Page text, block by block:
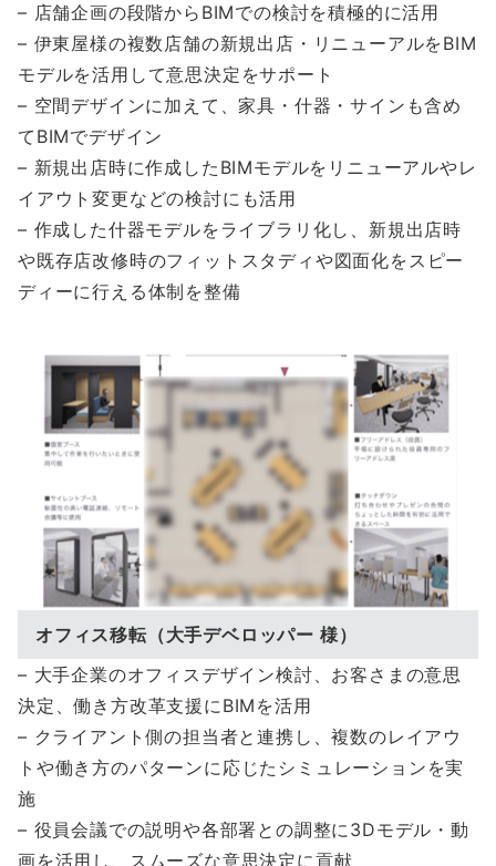
– 店舗企画の段階からBIMでの検討を積極的に活用
– 伊東屋様の複数店舗の新規出店・リニューアルをBIM
モデルを活用して意思決定をサポート
– 空間デザインに加えて、家具・什器・サインも含め
てBIMでデザイン
– 新規出店時に作成したBIMモデルをリニューアルやレ
イアウト変更などの検討にも活用
– 作成した什器モデルをライブラリ化し、新規出店時
や既存店改修時のフィットスタディや図面化をスピー
ディーに行える体制を整備
オフィス移転（大手デベロッパー 様）
– 大手企業のオフィスデザイン検討、お客さまの意思
決定、働き方改革支援にBIMを活用
– クライアント側の担当者と連携し、複数のレイアウ
トや働き方のパターンに応じたシミュレーションを実
施
– 役員会議での説明や各部署との調整に3Dモデル・動
画を活用し、スムーズな意思決定に貢献